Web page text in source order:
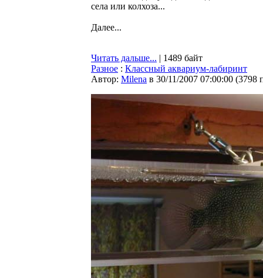
села или колхоза...
Далее...
Читать дальше... | 1489 байт
Разное : Классный аквариум-лабиринт
Автор: Milena в 30/11/2007 07:00:00 (3798